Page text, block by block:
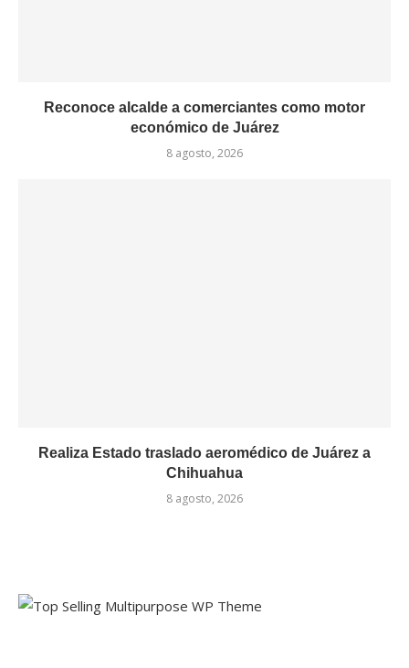
Reconoce alcalde a comerciantes como motor
económico de Juárez
8 agosto, 2026
Realiza Estado traslado aeromédico de Juárez a
Chihuahua
8 agosto, 2026